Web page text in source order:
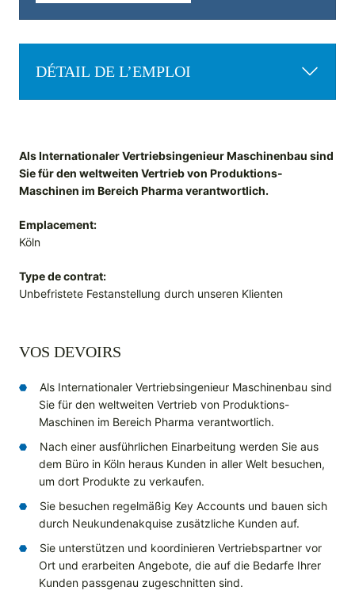
DÉTAIL DE L’EMPLOI
Als Internationaler Vertriebsingenieur Maschinenbau sind
Sie für den weltweiten Vertrieb von Produktions-
Maschinen im Bereich Pharma verantwortlich.
Emplacement:
Köln
Type de contrat:
Unbefristete Festanstellung durch unseren Klienten
VOS DEVOIRS
Als Internationaler Vertriebsingenieur Maschinenbau sind
Sie für den weltweiten Vertrieb von Produktions-
Maschinen im Bereich Pharma verantwortlich.
Nach einer ausführlichen Einarbeitung werden Sie aus
dem Büro in Köln heraus Kunden in aller Welt besuchen,
um dort Produkte zu verkaufen.
Sie besuchen regelmäßig Key Accounts und bauen sich
durch Neukundenakquise zusätzliche Kunden auf.
Sie unterstützen und koordinieren Vertriebspartner vor
Ort und erarbeiten Angebote, die auf die Bedarfe Ihrer
Kunden passgenau zugeschnitten sind.